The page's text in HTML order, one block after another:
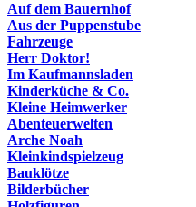
Auf dem Bauernhof
Aus der Puppenstube
Fahrzeuge
Herr Doktor!
Im Kaufmannsladen
Kinderküche & Co.
Kleine Heimwerker
Abenteuerwelten
Arche Noah
Kleinkindspielzeug
Bauklötze
Bilderbücher